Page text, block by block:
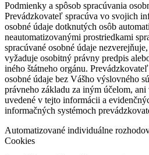
Podmienky a spôsob spracúvania
Prevádzkovateľ spracúva vo svojich
osobné údaje dotknutých osôb
neautomatizovanými prostriedkami
spracúvané osobné údaje
vyžaduje osobitný právny predpis
iného štátneho orgánu.
osobné údaje bez Vášho výslovného
právneho základu za iným účelom,
uvedené v tejto informácii a
informačných systémoch
Automatizované individuálne
Cookies